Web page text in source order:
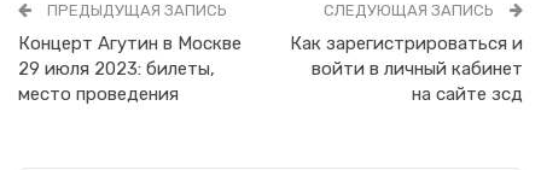
ПРЕДЫДУЩАЯ ЗАПИСЬ
Концерт Агутин в Москве
29 июля 2023: билеты,
место проведения
СЛЕДУЮЩАЯ ЗАПИСЬ
Как зарегистрироваться и
войти в личный кабинет
на сайте зсд